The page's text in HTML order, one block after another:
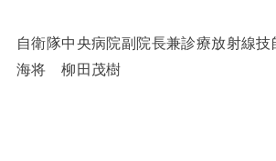
自衛隊中央病院副院長兼診療放射線
海将 柳田茂樹